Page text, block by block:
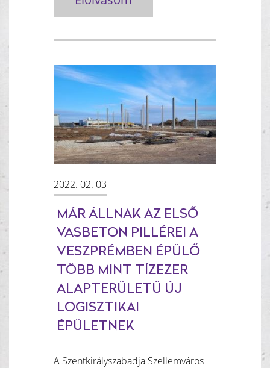
2022. 02. 03
MÁR ÁLLNAK AZ ELSŐ
VASBETON PILLÉREI A
VESZPRÉMBEN ÉPÜLŐ
TÖBB MINT TÍZEZER
ALAPTERÜLETŰ ÚJ
LOGISZTIKAI
ÉPÜLETNEK
A Szentkirályszabadja Szellemváros